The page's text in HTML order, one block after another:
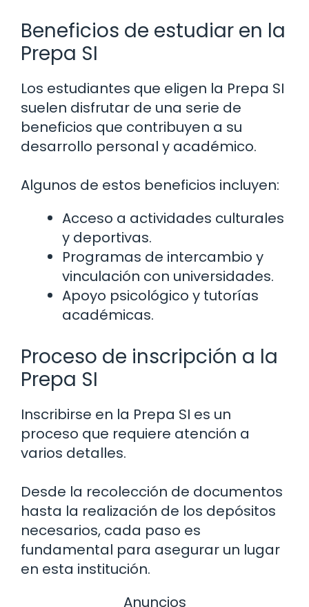
Beneficios de estudiar en la
Prepa SI
Los estudiantes que eligen la Prepa SI
suelen disfrutar de una serie de
beneficios que contribuyen a su
desarrollo personal y académico.
Algunos de estos beneficios incluyen:
Acceso a actividades culturales
y deportivas.
Programas de intercambio y
vinculación con universidades.
Apoyo psicológico y tutorías
académicas.
Proceso de inscripción a la
Prepa SI
Inscribirse en la Prepa SI es un
proceso que requiere atención a
varios detalles.
Desde la recolección de documentos
hasta la realización de los depósitos
necesarios, cada paso es
fundamental para asegurar un lugar
en esta institución.
Anuncios